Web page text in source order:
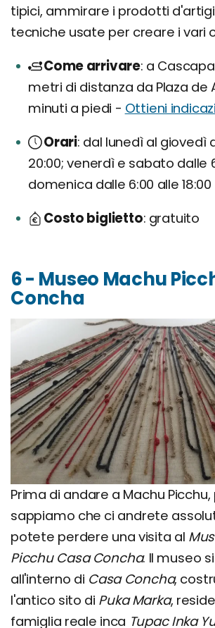
tipici, ammirare i prodotti
tecniche usate per creare i vari
Come arrivare a
metri di distanza da Plaza de
minuti a piedi - Ottieni
Orari dal lunedì al giovedì
20:00; venerdì e sabato dalle
domenica dalle 6:00 alle 18:00
Costo biglietto gratuito
6 - Museo Machu
Concha
Prima di andare a Machu
sappiamo che ci andrete
potete perdere una visita al
Picchu Casa Concha. Il museo
all'interno di Casa Concha,
l'antico sito di Puka Marka,
famiglia reale inca Tupac Inka